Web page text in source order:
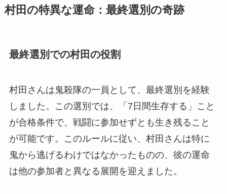
村田の特異な運命：最終選別の奇跡
最終選別での村田の役割
村田さんは鬼殺隊の一員として、最終選別を経験
しました。この選別では、「7日間生存する」こと
が合格条件で、戦闘に参加せずとも生き残ること
が可能です。このルールに従い、村田さんは特に
鬼から逃げるわけではなかったものの、彼の運命
は他の参加者と異なる展開を迎えました。